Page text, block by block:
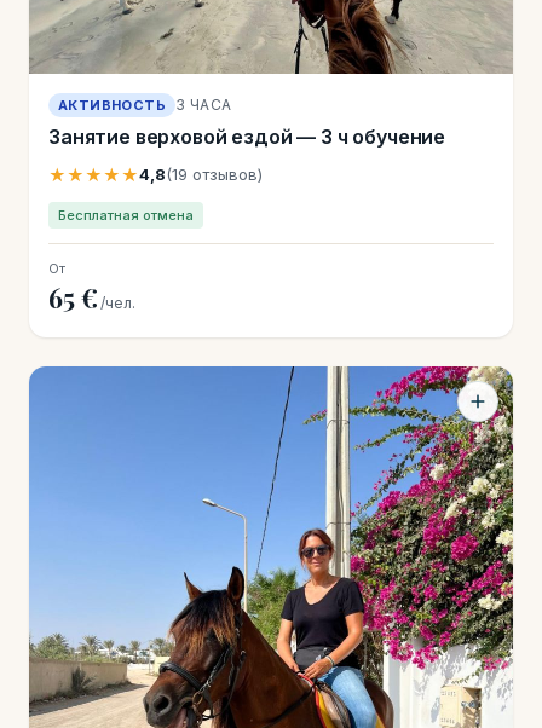
АКТИВНОСТЬ 3 ЧАСА
Занятие верховой ездой — 3 ч обучение
★★★★★4,8(19 отзывов)
Бесплатная отмена
От
65 € /чел.